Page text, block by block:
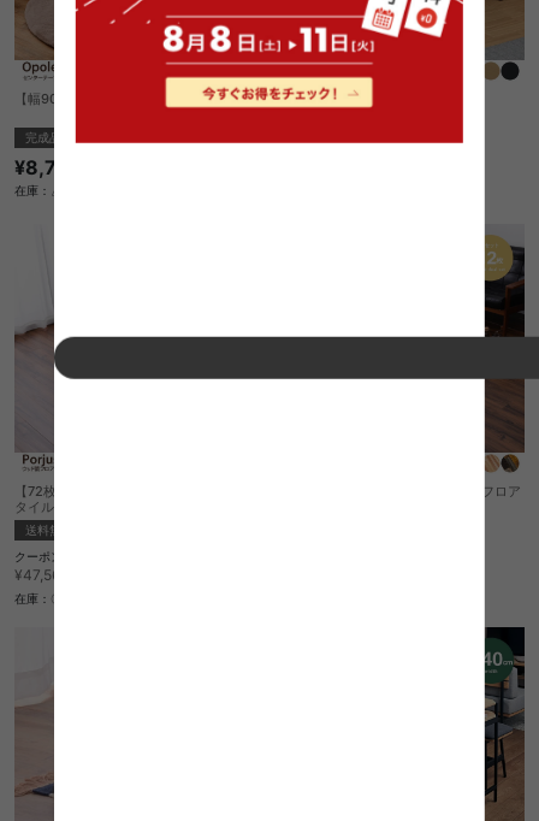
【幅90cm】Opole センターテーブル
完成品
¥8,780
在庫：△
【幅80cm】Fit TVラック
1件
【72枚組(約6畳)】Porjus ウッド調フロア
タイル
送料無料
クーポン利用で
¥47,560→
在庫：〇
【12枚組(約1畳)】Porjus ウッド調フロア